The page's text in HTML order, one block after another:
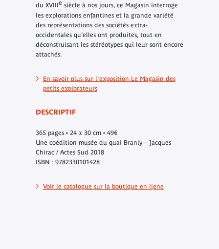
du XVIIIe siècle à nos jours, ce Magasin interroge
les explorations enfantines et la grande variété
des représentations des sociétés extra-
occidentales qu’elles ont produites, tout en
déconstruisant les stéréotypes qui leur sont encore
attachés.
En savoir plus sur l'exposition Le Magasin des
petits explorateurs
DESCRIPTIF
365 pages • 24 x 30 cm • 49€
Une coédition musée du quai Branly – Jacques
Chirac / Actes Sud 2018
ISBN : 9782330101428
Voir le catalogue sur la boutique en ligne